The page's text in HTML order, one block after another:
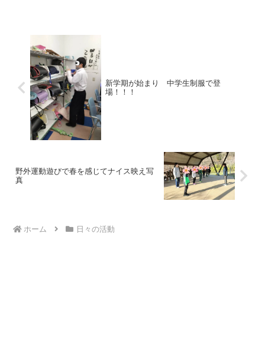
新学期が始まり 中学生制服で登
場！！！
野外運動遊びで春を感じてナイス映え写
真
ホーム 日々の活動